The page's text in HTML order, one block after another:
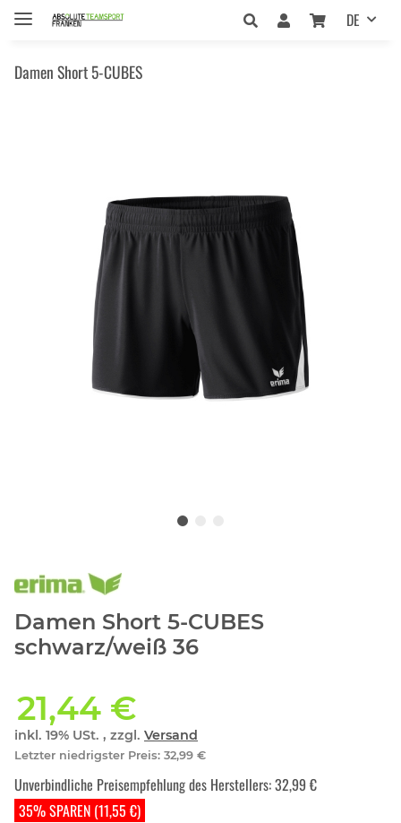
DE
Damen Short 5-CUBES
Damen Short 5-CUBES
schwarz/weiß 36
21,44 €
inkl. 19% USt. , zzgl. Versand
Letzter niedrigster Preis: 32,99 €
35% SPAREN (11,55 €)
Unverbindliche Preisempfehlung des Herstellers:32,99 €